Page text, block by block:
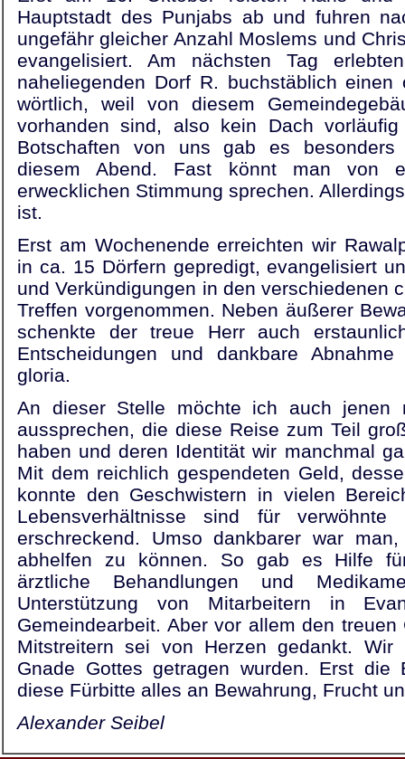
Hauptstadt des Punjabs ab und fuhren
ungefähr gleicher Anzahl Moslems und
evangelisiert. Am nächsten Tag
naheliegenden Dorf R. buchstäblich einen
wörtlich, weil von diesem
vorhanden sind, also kein Dach
Botschaften von uns gab es besonders
diesem Abend. Fast könnt man von
erwecklichen Stimmung sprechen.
ist.
Erst am Wochenende erreichten wir
in ca. 15 Dörfern gepredigt, evangelisiert
und Verkündigungen in den verschiedenen
Treffen vorgenommen. Neben äußerer
schenkte der treue Herr auch
Entscheidungen und dankbare
gloria.
An dieser Stelle möchte ich auch jenen
aussprechen, die diese Reise zum Teil
haben und deren Identität wir manchmal
Mit dem reichlich gespendeten Geld,
konnte den Geschwistern in vielen
Lebensverhältnisse sind für verwöhnte
erschreckend. Umso dankbarer war
abhelfen zu können. So gab es Hilfe
ärztliche Behandlungen und
Unterstützung von Mitarbeitern in
Gemeindearbeit. Aber vor allem den
Mitstreitern sei von Herzen gedankt.
Gnade Gottes getragen wurden. Erst die
diese Fürbitte alles an Bewahrung, Frucht
Alexander Seibel